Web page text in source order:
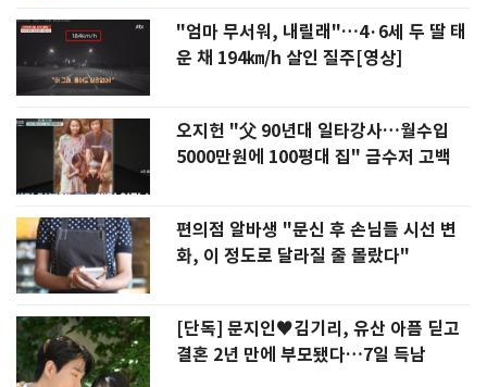
"엄마 무서워, 내릴래"…4·6세 두 딸 태
운 채 194㎞/h 살인 질주[영상]
오지헌 "父 90년대 일타강사…월수입
5000만원에 100평대 집" 금수저 고백
편의점 알바생 "문신 후 손님들 시선 변
화, 이 정도로 달라질 줄 몰랐다"
[단독] 문지인♥김기리, 유산 아픔 딛고
결혼 2년 만에 부모됐다…7일 득남